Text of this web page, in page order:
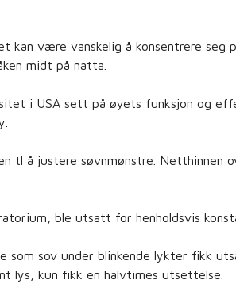
kan være vanskelig å konsentrere
midt på natta.
i USA sett på øyets funksjon og
tl å justere søvnmønstre. Netthinnen
ble utsatt for henholdsvis
som sov under blinkende lykter fikk
lys, kun fikk en halvtimes utsettelse.